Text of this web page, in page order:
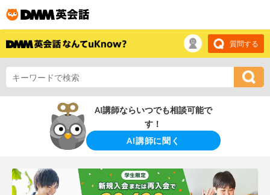
質問する
AI講師ならいつでも相談可能で
す！
AI講師に聞く